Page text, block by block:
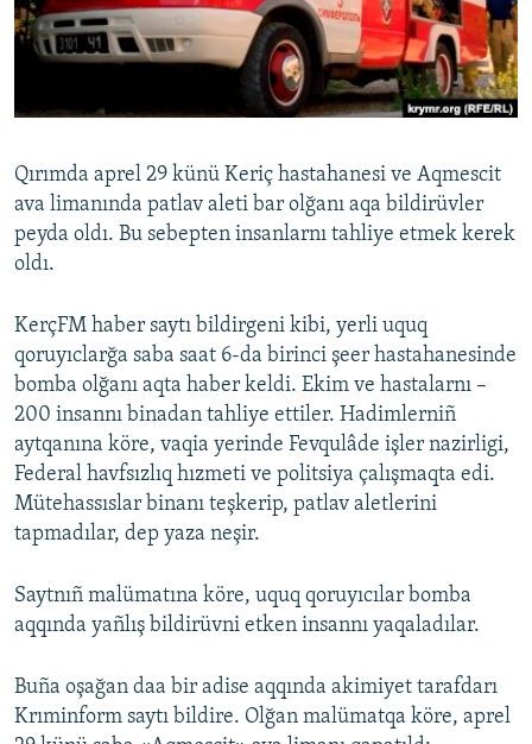
Русский
RFE/RS bütün saytları
Qırımda aprel 29 künü Keriç hastahanesi ve Aqmescit
ava limanında patlav aleti bar olğanı aqa bildirüvler
peyda oldı. Bu sebepten insanlarnı tahliye etmek kerek
oldı.
KerçFM haber saytı bildirgeni kibi, yerli uquq
qoruyıclarğa saba saat 6-da birinci şeer hastahanesinde
bomba olğanı aqta haber keldi. Ekim ve hastalarnı –
200 insannı binadan tahliye ettiler. Hadimlerniñ
aytqanına köre, vaqia yerinde Fevqulâde işler nazirligi,
Federal havfsızlıq hızmeti ve politsiya çalışmaqta edi.
Mütehassıslar binanı teşkerip, patlav aletlerini
tapmadılar, dep yaza neşir.
Saytnıñ malümatına köre, uquq qoruyıcılar bomba
aqqında yañlış bildirüvni etken insannı yaqaladılar.
Buña oşağan daa bir adise aqqında akimiyet tarafdarı
Krıminform saytı bildire. Olğan malümatqa köre, aprel